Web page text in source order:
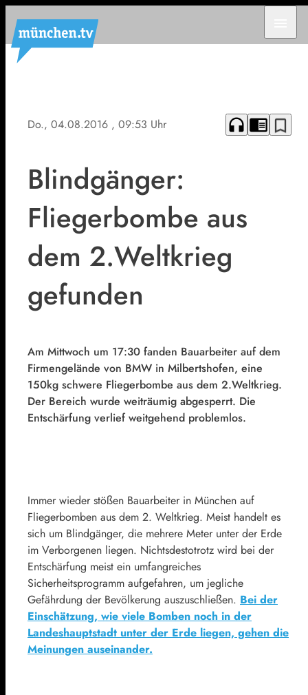
Do., 04.08.2016 , 09:53 Uhr headphones chrome_reader_mode bookmark_border
Blindgänger:
Fliegerbombe aus
dem 2.Weltkrieg
gefunden
Am Mittwoch um 17:30 fanden Bauarbeiter auf dem
Firmengelände von BMW in Milbertshofen, eine
150kg schwere Fliegerbombe aus dem 2.Weltkrieg.
Der Bereich wurde weiträumig abgesperrt. Die
Entschärfung verlief weitgehend problemlos.
Immer wieder stößen Bauarbeiter in München auf
Fliegerbomben aus dem 2. Weltkrieg. Meist handelt es
sich um Blindgänger, die mehrere Meter unter der Erde
im Verborgenen liegen. Nichtsdestotrotz wird bei der
Entschärfung meist ein umfangreiches
Sicherheitsprogramm aufgefahren, um jegliche
Gefährdung der Bevölkerung auszuschließen. Bei der
Einschätzung, wie viele Bomben noch in der
Landeshauptstadt unter der Erde liegen, gehen die
Meinungen auseinander.